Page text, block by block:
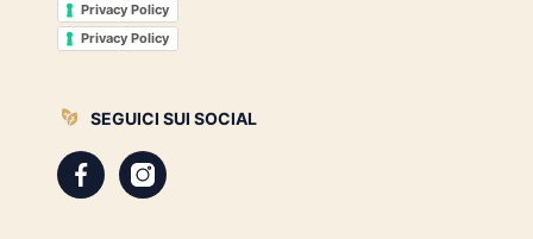
Privacy Policy
Privacy Policy
SEGUICI SUI SOCIAL